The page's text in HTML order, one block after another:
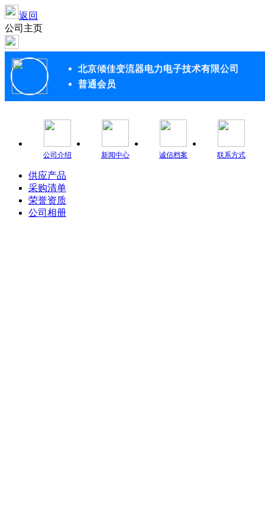
返回
公司主页
北京倾佳变流器电力电子技术有限公司
普通会员
公司介绍 新闻中心 诚信档案 联系方式
供应产品
采购清单
荣誉资质
公司相册